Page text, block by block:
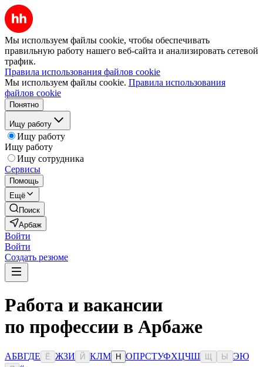
Мы используем файлы cookie, чтобы обеспечивать
правильную работу нашего веб-сайта и анализировать сетевой
трафик.
Правила использования файлов cookie
Мы используем файлы cookie. Правила использования
файлов cookie
Понятно
Ищу работу
Ищу работу
Ищу работу
Ищу сотрудника
Сервисы
Помощь
Ещё
Поиск
Арбаж
Войти
Войти
Создать резюме
Работа и вакансии
по профессии в Арбаже
АБВГДЕ Ё ЖЗИ Й КЛМ Н ОПРСТУФХЦЧШ Ы ЭЮ